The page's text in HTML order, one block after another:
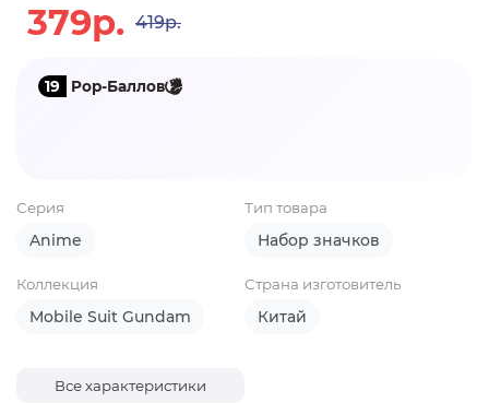
379р. 419р.
19 Pop-Баллов
Серия
Anime
Тип товара
Набор значков
Коллекция
Mobile Suit Gundam
Страна изготовитель
Китай
Все характеристики